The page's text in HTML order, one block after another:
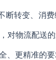
断转变、消
对物流配送
、更精准的要